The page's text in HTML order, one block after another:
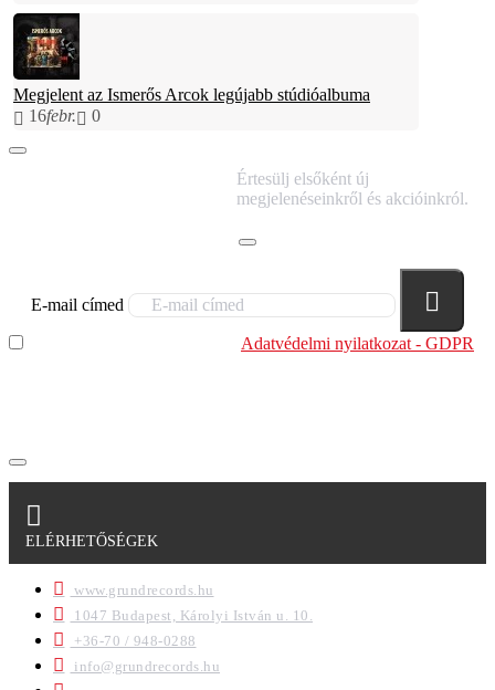
Megjelent az Ismerős Arcok legújabb stúdióalbuma
16febr. 0
Értesülj elsőként új
megjelenéseinkről és akcióinkról.
E-mail címed
Adatvédelmi nyilatkozat - GDPR
ELÉRHETŐSÉGEK
www.grundrecords.hu
1047 Budapest, Károlyi István u. 10.
+36-70 / 948-0288
info@grundrecords.hu